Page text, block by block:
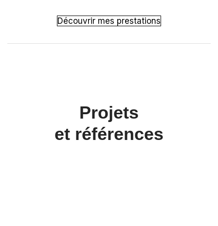
Découvrir mes prestations
Projets
et références